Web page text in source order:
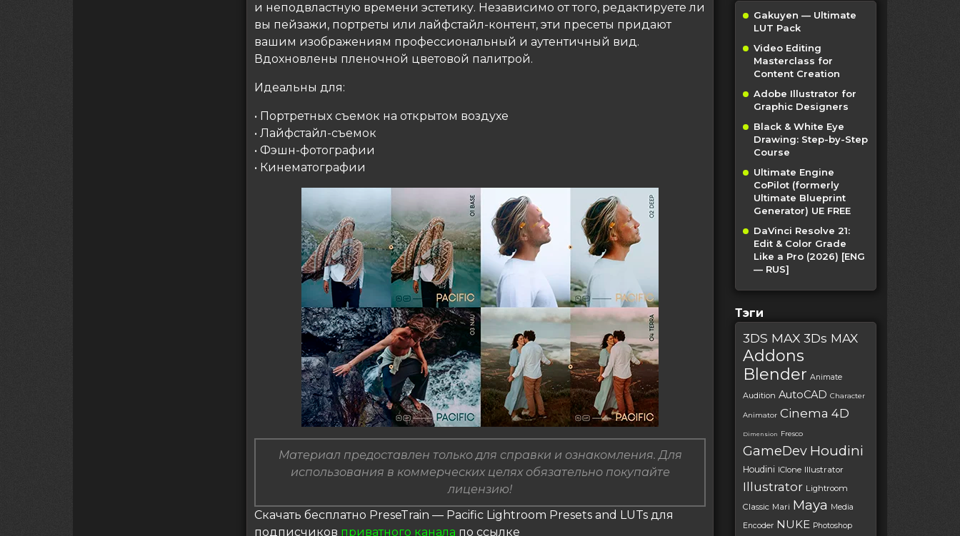
и неподвластную времени эстетику. Независимо от того, редактируете ли
вы пейзажи, портреты или лайфстайл-контент, эти пресеты придают
вашим изображениям профессиональный и аутентичный вид.
Вдохновлены пленочной цветовой палитрой.
Идеальны для:
• Портретных съемок на открытом воздухе
• Лайфстайл-съемок
• Фэшн-фотографии
• Кинематографии
Материал предоставлен только для справки и ознакомления. Для
использования в коммерческих целях обязательно покупайте
лицензию!
Скачать бесплатно PreseTrain — Pacific Lightroom Presets and LUTs для
подписчиков приватного канала по ссылке
Gakuyen — Ultimate
LUT Pack
Video Editing
Masterclass for
Content Creation
Adobe Illustrator for
Graphic Designers
Black & White Eye
Drawing: Step-by-Step
Course
Ultimate Engine
CoPilot (formerly
Ultimate Blueprint
Generator) UE FREE
DaVinci Resolve 21:
Edit & Color Grade
Like a Pro (2026) [ENG
— RUS]
Тэги
3DS MAX 3Ds MAX
Addons
Blender Animate
Audition AutoCAD Character
Animator Cinema 4D
Dimension Fresco
GameDev Houdini
Houdini IClone Illustrator
Illustrator Lightroom
Classic Mari Maya
Media
Encoder NUKE Photoshop